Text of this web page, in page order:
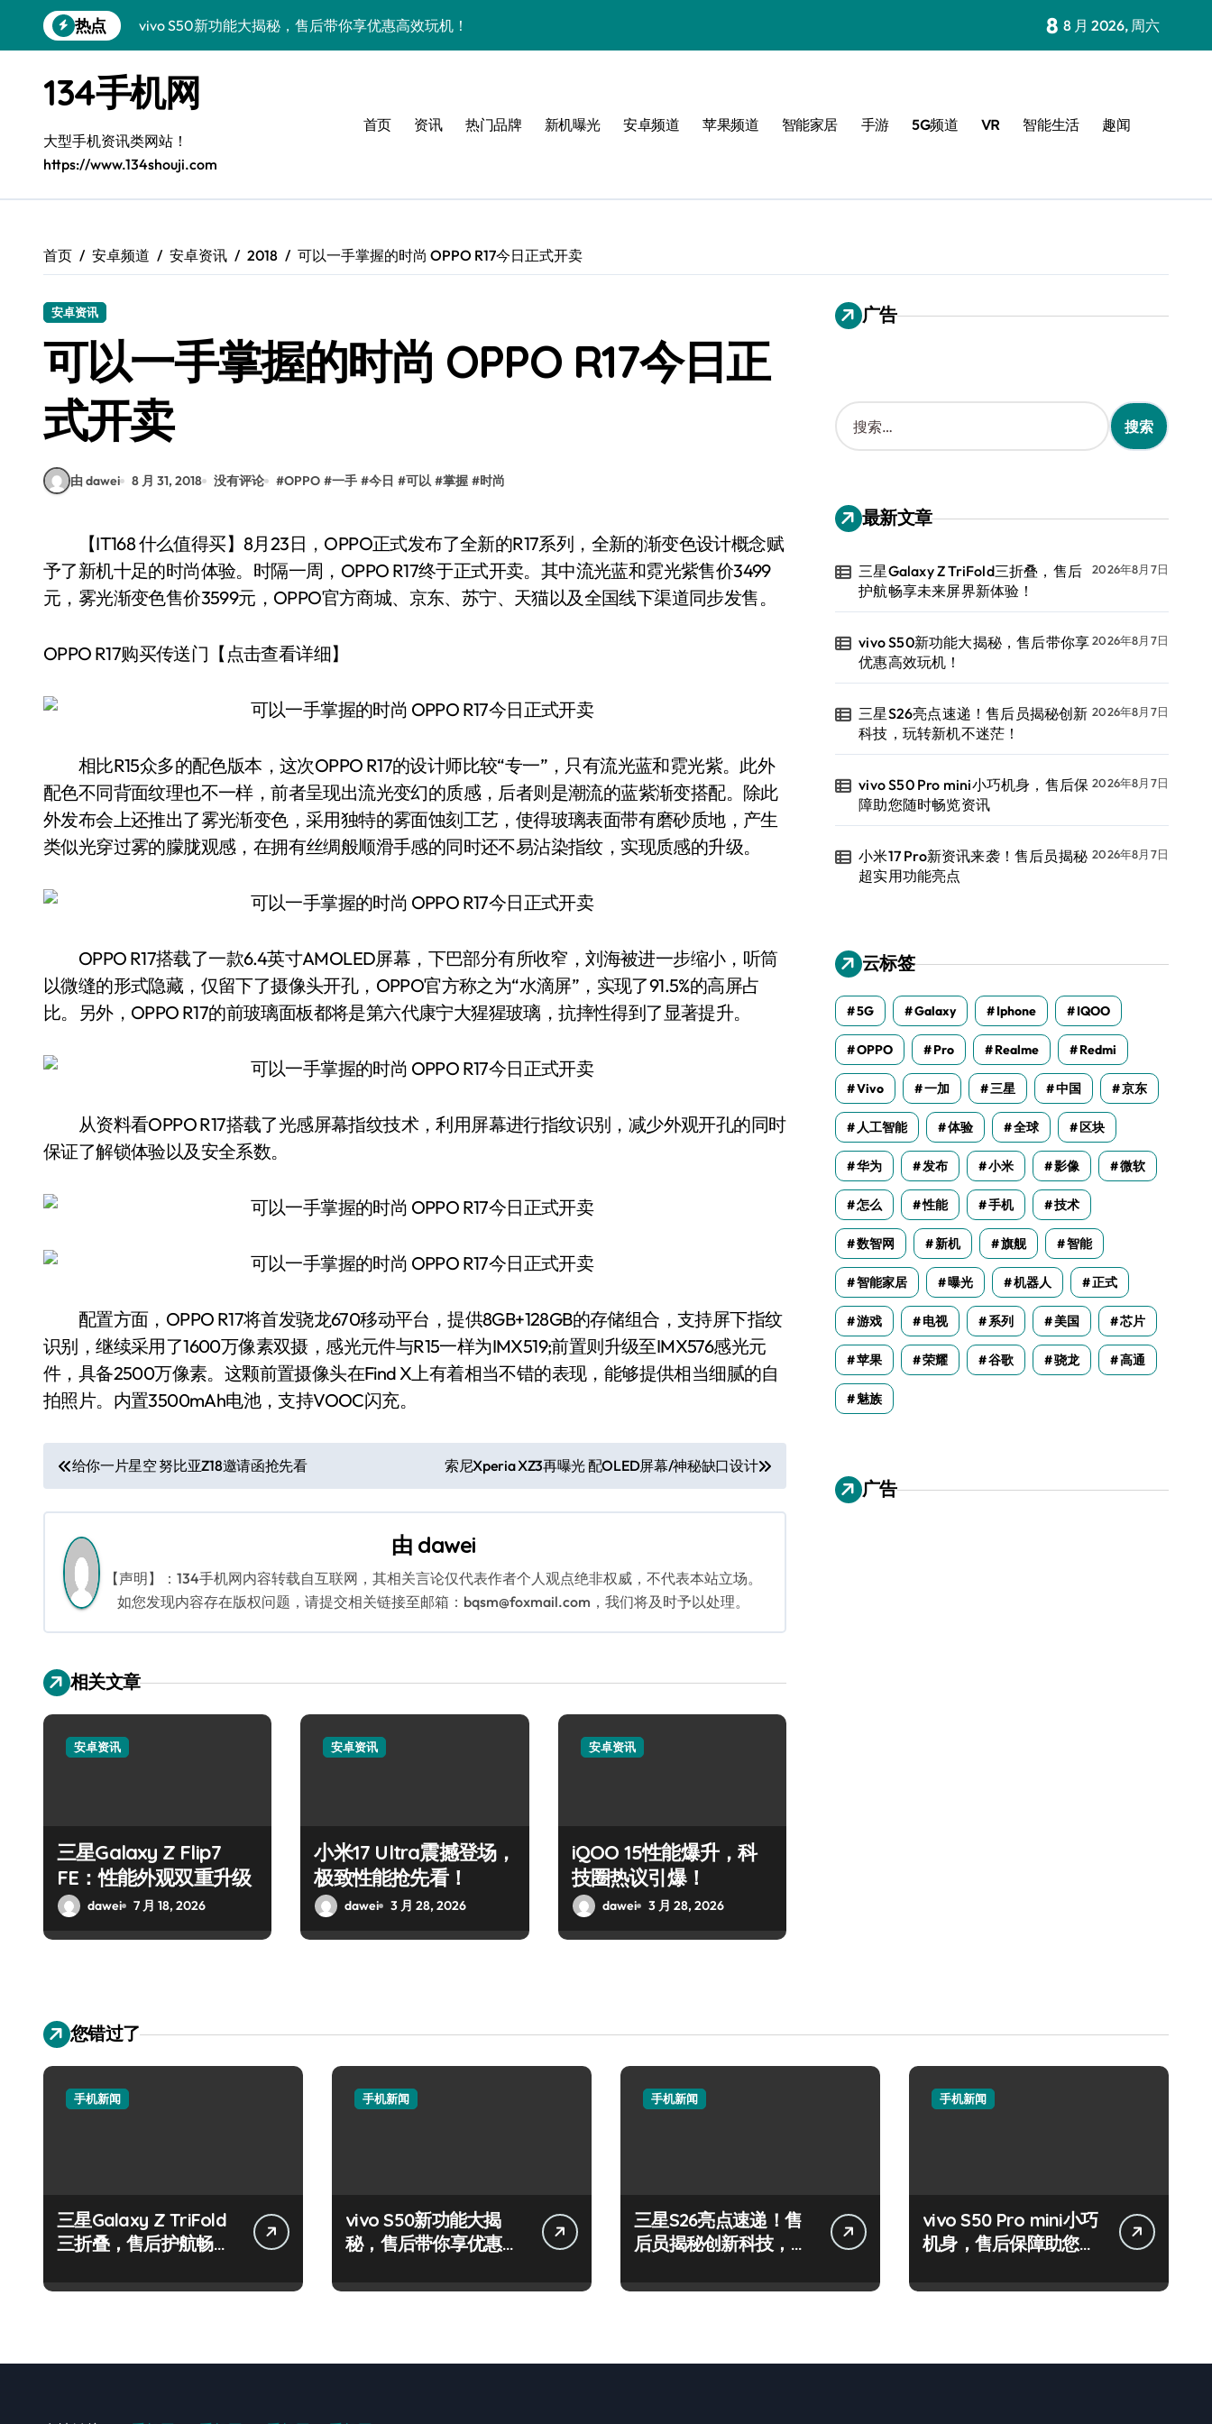
到
热点
vivo S50新功能大揭秘，售后带你享优惠高效玩机！
vivo S50 Pro mini小巧机身，售后保障助您随时畅览资讯
小米17 Pro新资讯来袭！售后员揭秘超实用功能亮点
售后员揭秘：三星Z Fold7新亮点，手机管家功能大升级！
S25 Ultra颜值炸裂！定制主题潮翻全场
Galaxy S26+颜值爆升秘诀大公开
三星Galaxy Z TriFold三折叠，售后护航畅享未来屏界新体验！
8 8 月 2026, 周六
134手机网
大型手机资讯类网站！
https://www.134shouji.com
首页 资讯 热门品牌 新机曝光 安卓频道 苹果频道 智能家居 手游 5G频道 VR 智能生活 趣闻
首页 安卓频道 安卓资讯 2018 可以一手掌握的时尚 OPPO R17今日正式开卖
安卓资讯
可以一手掌握的时尚 OPPO R17今日正
式开卖
由 dawei 8 月 31, 2018 没有评论 #OPPO #一手 #今日 #可以 #掌握 #时尚
【IT168 什么值得买】8月23日，OPPO正式发布了全新的R17系列，全新的渐变色设计概念赋
予了新机十足的时尚体验。时隔一周，OPPO R17终于正式开卖。其中流光蓝和霓光紫售价3499
元，雾光渐变色售价3599元，OPPO官方商城、京东、苏宁、天猫以及全国线下渠道同步发售。
OPPO R17购买传送门【点击查看详细】
相比R15众多的配色版本，这次OPPO R17的设计师比较“专一”，只有流光蓝和霓光紫。此外
配色不同背面纹理也不一样，前者呈现出流光变幻的质感，后者则是潮流的蓝紫渐变搭配。除此
外发布会上还推出了雾光渐变色，采用独特的雾面蚀刻工艺，使得玻璃表面带有磨砂质地，产生
类似光穿过雾的朦胧观感，在拥有丝绸般顺滑手感的同时还不易沾染指纹，实现质感的升级。
OPPO R17搭载了一款6.4英寸AMOLED屏幕，下巴部分有所收窄，刘海被进一步缩小，听筒
以微缝的形式隐藏，仅留下了摄像头开孔，OPPO官方称之为“水滴屏”，实现了91.5%的高屏占
比。另外，OPPO R17的前玻璃面板都将是第六代康宁大猩猩玻璃，抗摔性得到了显著提升。
从资料看OPPO R17搭载了光感屏幕指纹技术，利用屏幕进行指纹识别，减少外观开孔的同时
保证了解锁体验以及安全系数。
配置方面，OPPO R17将首发骁龙670移动平台，提供8GB+128GB的存储组合，支持屏下指纹
识别，继续采用了1600万像素双摄，感光元件与R15一样为IMX519;前置则升级至IMX576感光元
件，具备2500万像素。这颗前置摄像头在Find X上有着相当不错的表现，能够提供相当细腻的自
拍照片。内置3500mAh电池，支持VOOC闪充。
文
章
导
航
给你一片星空 努比亚Z18邀请函抢先看 索尼Xperia XZ3再曝光 配OLED屏幕/神秘缺口设计
由 dawei
【声明】：134手机网内容转载自互联网，其相关言论仅代表作者个人观点绝非权威，不代表本站立场。
如您发现内容存在版权问题，请提交相关链接至邮箱：bqsm@foxmail.com，我们将及时予以处理。
相关文章
安卓资讯
三星Galaxy Z Flip7
FE：性能外观双重升级
dawei 7 月 18, 2026
安卓资讯
小米17 Ultra震撼登场，
极致性能抢先看！
dawei 3 月 28, 2026
安卓资讯
iQOO 15性能爆升，科
技圈热议引爆！
dawei 3 月 28, 2026
广告
搜
索
：
最新文章
三星Galaxy Z TriFold三折叠，售后
护航畅享未来屏界新体验！
2026年8月7日
vivo S50新功能大揭秘，售后带你享
优惠高效玩机！
2026年8月7日
三星S26亮点速递！售后员揭秘创新
科技，玩转新机不迷茫！
2026年8月7日
vivo S50 Pro mini小巧机身，售后保
障助您随时畅览资讯
2026年8月7日
小米17 Pro新资讯来袭！售后员揭秘
超实用功能亮点
2026年8月7日
云标签
5G Galaxy Iphone IQOO
OPPO Pro Realme Redmi
Vivo 一加 三星 中国 京东
人工智能 体验 全球 区块
华为 发布 小米 影像 微软
怎么 性能 手机 技术
数智网 新机 旗舰 智能
智能家居 曝光 机器人 正式
游戏 电视 系列 美国 芯片
苹果 荣耀 谷歌 骁龙 高通
魅族
广告
您错过了
手机新闻
三星Galaxy Z TriFold
三折叠，售后护航畅享
手机新闻
vivo S50新功能大揭
秘，售后带你享优惠高
手机新闻
三星S26亮点速递！售
后员揭秘创新科技，玩
手机新闻
vivo S50 Pro mini小巧
机身，售后保障助您随